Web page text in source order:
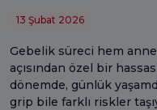
13 Şubat 2026
Gebelik süreci hem anne
açısından özel bir
dönemde, günlük
grip bile farklı riskler